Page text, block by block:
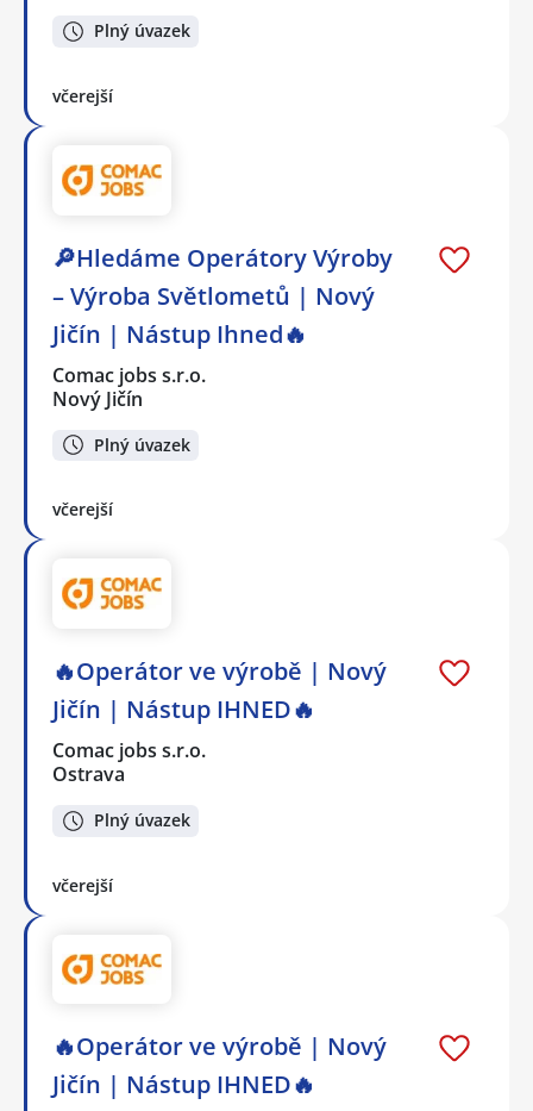
Plný úvazek
včerejší
🔎Hledáme Operátory Výroby
– Výroba Světlometů | Nový
Jičín | Nástup Ihned🔥
Comac jobs s.r.o.
Nový Jičín
Plný úvazek
včerejší
🔥Operátor ve výrobě | Nový
Jičín | Nástup IHNED🔥
Comac jobs s.r.o.
Ostrava
Plný úvazek
včerejší
🔥Operátor ve výrobě | Nový
Jičín | Nástup IHNED🔥